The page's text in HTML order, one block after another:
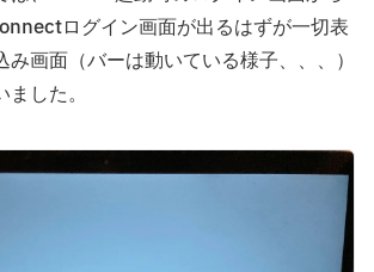
ログイン画面が出るはずが一切表
画面（バーは動いている様子、、、）
した。